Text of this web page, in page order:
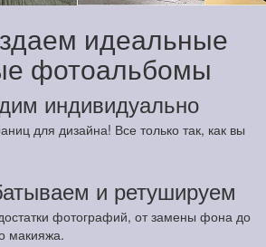
идеальные
фотоальбомы
индивидуально
для дизайна! Все только так, как вы
и ретушируем
фотографий, от замены фона до
макияжа.